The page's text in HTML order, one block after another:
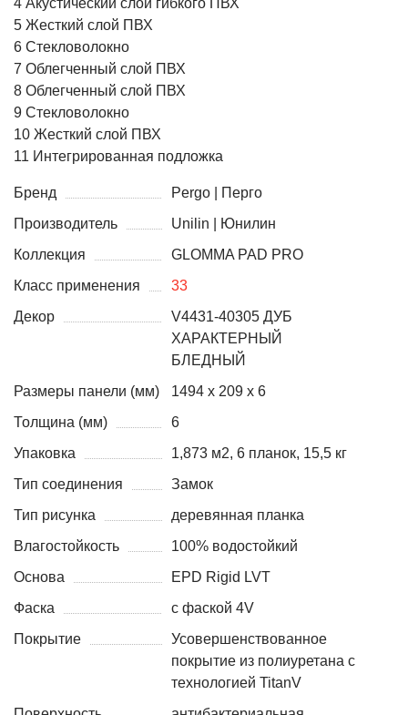
4 Акустический слой гибкого ПВХ
5 Жесткий слой ПВХ
6 Стекловолокно
7 Облегченный слой ПВХ
8 Облегченный слой ПВХ
9 Стекловолокно
10 Жесткий слой ПВХ
11 Интегрированная подложка
Бренд
Pergo | Перго
Производитель
Unilin | Юнилин
Коллекция
GLOMMA PAD PRO
Класс применения
33
Декор
V4431-40305 ДУБ
ХАРАКТЕРНЫЙ
БЛЕДНЫЙ
Размеры панели (мм)
1494 x 209 x 6
Толщина (мм)
6
Упаковка
1,873 м2, 6 планок, 15,5 кг
Тип соединения
Замок
Тип рисунка
деревянная планка
Влагостойкость
100% водостойкий
Основа
EPD Rigid LVT
Фаска
с фаской 4V
Покрытие
Усовершенствованное
покрытие из полиуретана с
технологией TitanV